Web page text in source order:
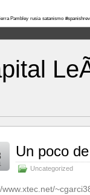
Pambley rusia satanismo
Un poco
Uncategorized
www.xtec.net/